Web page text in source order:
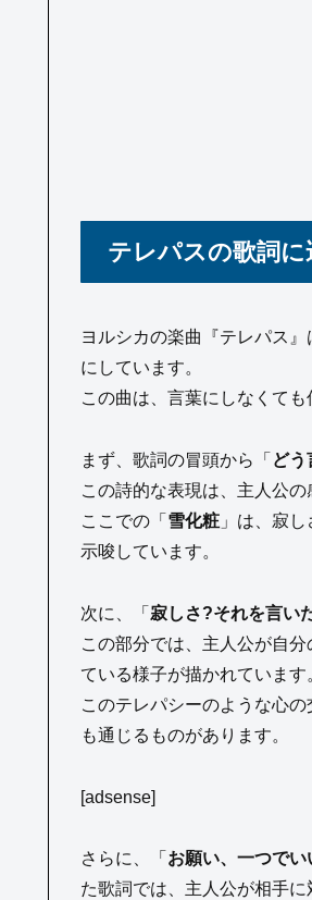
テレパスの歌詞
ヨルシカの楽曲『テレパス
にしています。
この曲は、言葉にしなくて
まず、歌詞の冒頭から「 ど
この詩的な表現は、主人公
ここでの「 雪化粧 」は、寂
示唆しています。
次に、「 寂しさ?それを言い
この部分では、主人公が自
ている様子が描かれています
このテレパシーのような心
も通じるものがあります。
[adsense]
さらに、「 お願い、一つで
た歌詞では、主人公が相手